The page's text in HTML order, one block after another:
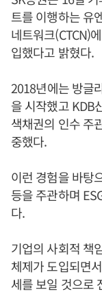
트를 이행하는 유
네트워크(CTCN)
입했다고 밝혔다.
2018년에는 방글
을 시작했고 KDB
색채권의 인수 주
중했다.
이런 경험을 바탕
등을 주관하며
다.
기업의 사회적 책
체제가 도입되면
세를 보일 것으로